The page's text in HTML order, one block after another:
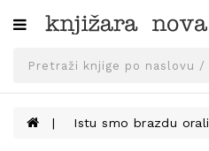
Kategorije
SVEUČILIŠNA
UDŽBENICI
Istu smo brazdu orali